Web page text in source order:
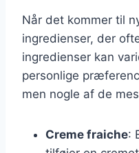
Når det kommer til
ingredienser, der
ingredienser kan
personlige
men nogle af de
Creme fraiche: